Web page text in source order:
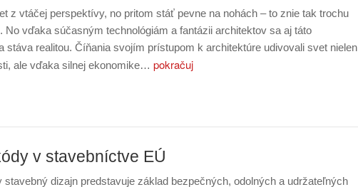
z vtáčej perspektívy, no pritom stáť pevne na nohách – to znie tak trochu
No vďaka súčasným technológiám a fantázii architektov sa aj táto
stáva realitou. Číňania svojím prístupom k architektúre udivovali svet nielen
ale vďaka silnej ekonomike… pokračuj
v stavebníctve EÚ
stavebný dizajn predstavuje základ bezpečných, odolných a udržateľných